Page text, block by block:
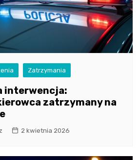
Zatrzymania
interwencja:
zatrzymany na
2 kwietnia 2026